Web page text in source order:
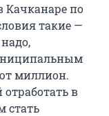
Качканаре по
такие —
миллион.
в
стать